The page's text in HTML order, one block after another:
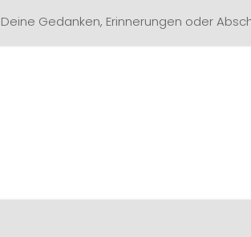
Gedanken, Erinnerungen oder